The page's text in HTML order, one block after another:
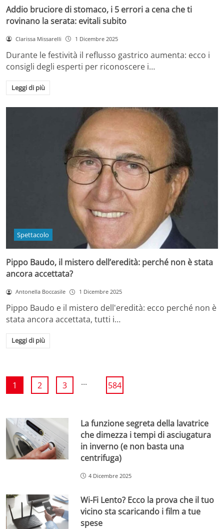
Addio bruciore di stomaco, i 5 errori a cena che ti
rovinano la serata: evitali subito
Clarissa Missarelli 1 Dicembre 2025
Durante le festività il reflusso gastrico aumenta: ecco i
consigli degli esperti per riconoscere i…
Leggi di più
Spettacolo
Pippo Baudo, il mistero dell’eredità: perché non è stata
ancora accettata?
Antonella Boccasile 1 Dicembre 2025
Pippo Baudo e il mistero dell'eredità: ecco perché non è
stata ancora accettata, tutti i…
Leggi di più
1 2 3 ... 584
La funzione segreta della lavatrice
che dimezza i tempi di asciugatura
in inverno (e non basta una
centrifuga)
4 Dicembre 2025
Wi-Fi Lento? Ecco la prova che il tuo
vicino sta scaricando i film a tue
spese